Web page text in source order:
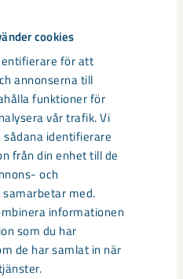
cookies
för att
annonserna till
funktioner för
vår trafik. Vi
identifierare
från din enhet till de
och
med.
informationen
som du har
de har samlat in när
gamla Kiruna
under 2026
avveckling av fastigheter i
av den pågående gruvdriften